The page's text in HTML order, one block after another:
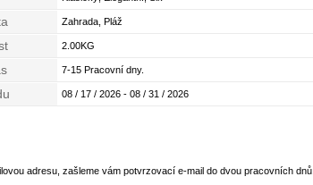
Zahrada, Pláž
2.00KG
7-15 Pracovní dny.
08 / 17 / 2026 - 08 / 31 / 2026
adresu, zašleme vám potvrzovací e-mail do dvou pracovních dnů.